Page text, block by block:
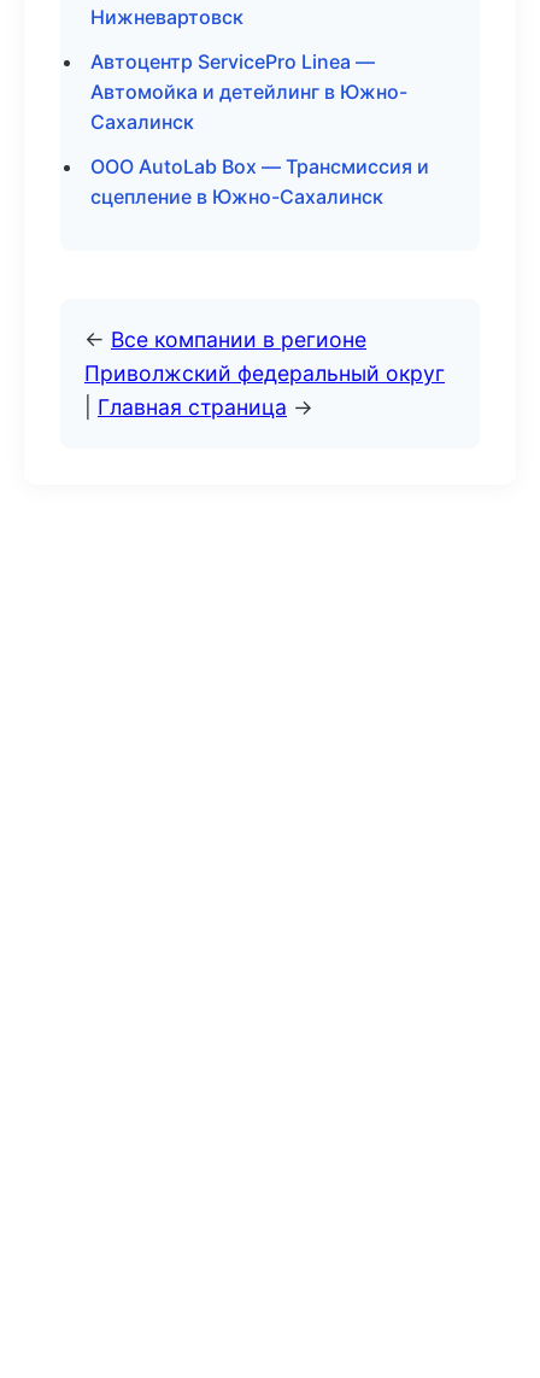
Нижневартовск
Автоцентр ServicePro Linea —
Автомойка и детейлинг в Южно-
Сахалинск
ООО AutoLab Box — Трансмиссия и
сцепление в Южно-Сахалинск
← Все компании в регионе
Приволжский федеральный округ
Главная страница →